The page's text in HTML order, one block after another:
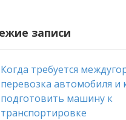
записи
Когда требуется
перевозка автомобиля и
подготовить машину к
транспортировке